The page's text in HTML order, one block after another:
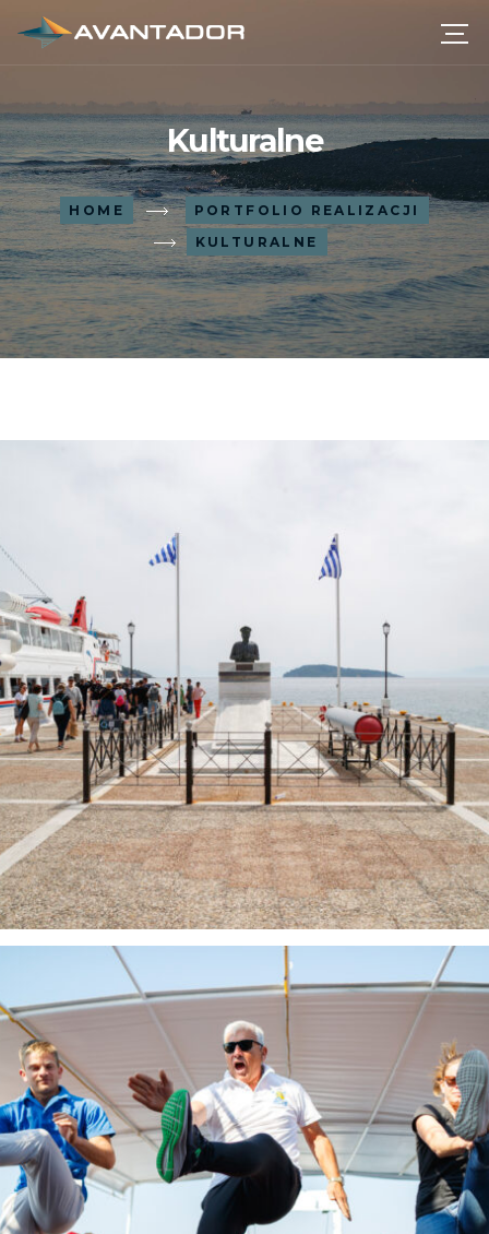
Kulturalne
HOME
PORTFOLIO REALIZACJI
KULTURALNE